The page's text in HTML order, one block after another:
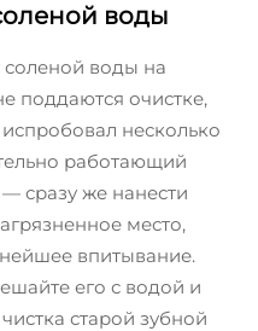
воды
соленой воды на
поддаются очистке,
несколько
работающий
сразу же нанести
место,
впитывание.
его с водой и
старой зубной